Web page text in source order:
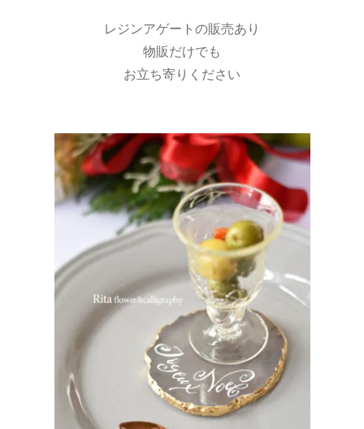
レジンアゲートの販売あり
物販だけでも
お立ち寄りください